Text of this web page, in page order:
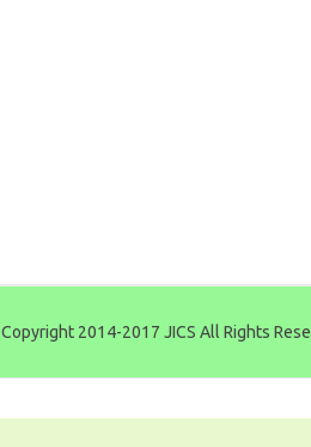
Copyright 2014-2017 JICS All Rights